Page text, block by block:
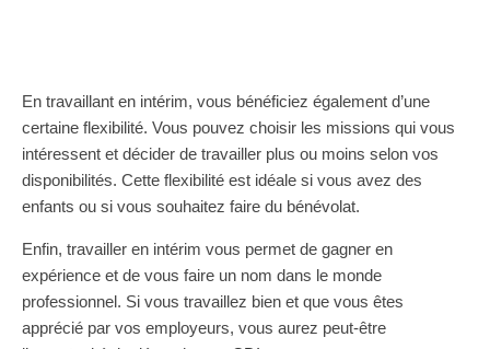
En travaillant en intérim, vous bénéficiez également d’une
certaine flexibilité. Vous pouvez choisir les missions qui vous
intéressent et décider de travailler plus ou moins selon vos
disponibilités. Cette flexibilité est idéale si vous avez des
enfants ou si vous souhaitez faire du bénévolat.
Enfin, travailler en intérim vous permet de gagner en
expérience et de vous faire un nom dans le monde
professionnel. Si vous travaillez bien et que vous êtes
apprécié par vos employeurs, vous aurez peut-être